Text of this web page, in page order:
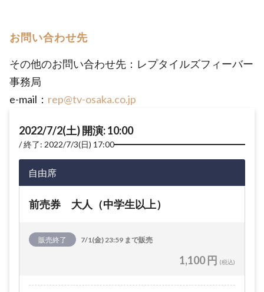
お問い合わせ先
その他のお問い合わせ先：レプタイルズフィーバー
事務局
e-mail： rep@tv-osaka.co.jp
2022/7/2(土) 開演: 10:00
終了: 2022/7/3(日) 17:00
自由席
前売券 大人（中学生以上）
販売終了 7/1(金) 23:59 まで販売
1,100 円 (税込)